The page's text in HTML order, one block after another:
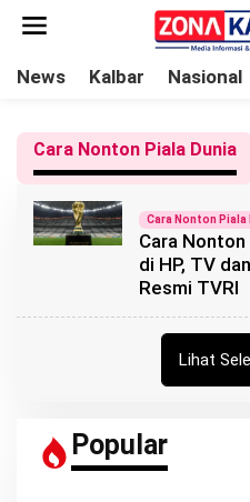
News Kalbar Nasional
Cara Nonton Piala Dunia
Cara Nonton Piala
Cara
di HP, TV
Resmi TVRI
Lihat
Popular